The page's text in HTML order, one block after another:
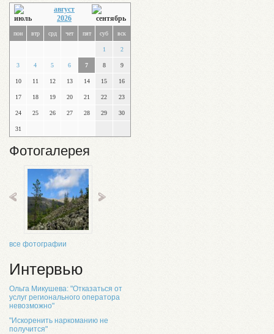
август
2026
пон втр срд чет пят суб вск
1 2
3 4 5 6 7 8 9
10 11 12 13 14 15 16
17 18 19 20 21 22 23
24 25 26 27 28 29 30
31
Фотогалерея
все фотографии
Интервью
Ольга Микушева: "Отказаться от
услуг регионального оператора
невозможно"
"Искоренить наркоманию не
получится"